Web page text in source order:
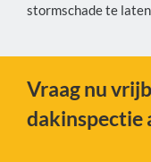
stormschade te
Vraag nu
dakinspectie